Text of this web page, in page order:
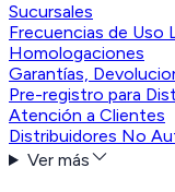
Sucursales
Frecuencias de Uso
Homologaciones
Garantías,
Pre-registro para
Atención a Clientes
Distribuidores No
Ver más